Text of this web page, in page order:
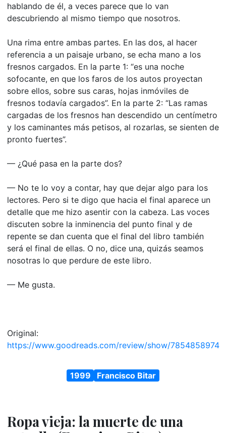
hablando de él, a veces parece que lo van
descubriendo al mismo tiempo que nosotros.
Una rima entre ambas partes. En las dos, al hacer
referencia a un paisaje urbano, se echa mano a los
fresnos cargados. En la parte 1: “es una noche
sofocante, en que los faros de los autos proyectan
sobre ellos, sobre sus caras, hojas inmóviles de
fresnos todavía cargados”. En la parte 2: “Las ramas
cargadas de los fresnos han descendido un centímetro
y los caminantes más petisos, al rozarlas, se sienten de
pronto fuertes”.
— ¿Qué pasa en la parte dos?
— No te lo voy a contar, hay que dejar algo para los
lectores. Pero si te digo que hacia el final aparece un
detalle que me hizo asentir con la cabeza. Las voces
discuten sobre la inminencia del punto final y de
repente se dan cuenta que el final del libro también
será el final de ellas. O no, dice una, quizás seamos
nosotras lo que perdure de este libro.
— Me gusta.
Original:
https://www.goodreads.com/review/show/7854858974
1999 Francisco Bitar
Ropa vieja: la muerte de una